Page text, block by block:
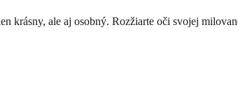
krásny, ale aj osobný. Rozžiarte oči svojej